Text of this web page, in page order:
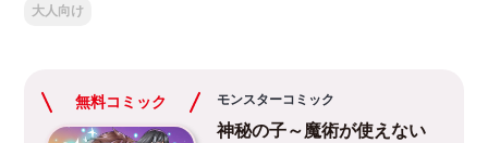
大人向け
無料コミック モンスターコミック
神秘の子～魔術が使えない